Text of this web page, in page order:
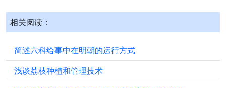
相关阅读：
简述六科给事中在明朝的运行方式
浅谈荔枝种植和管理技术